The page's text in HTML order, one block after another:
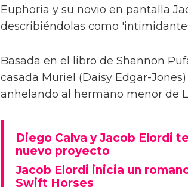
Euphoria y su novio en pantalla
describiéndolas como
Basada en el libro de Shannon
casada Muriel (Daisy Edgar-
anhelando al hermano menor de
Diego Calva y Jacob Elordi
nuevo proyecto
Jacob Elordi inicia un
Swift Horses